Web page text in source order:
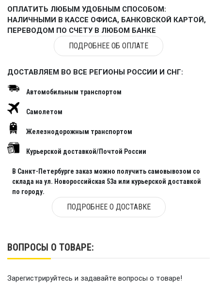
тренировочная зона для пилотов, учебный
модуль для робототехники, интерактивная зона
на мероприятии, демонстрационный стенд для
технологий или развлекательный аттракцион.
Благодаря мобильности, быстрой установке и
возможности настройки арена подходит как для
мероприятий. Ее можно применять в
образовательных проектах, коммерческих
развлечениях, спортивных соревнованиях и
рекламных акциях.
Подходит для детей и взрослых
Формат игры с дронами интересен детям,
подросткам и взрослым. Арена позволяет
проводить как простые развлекательные
полеты, так и более сложные задания на
скорость, точность, командное взаимодействие
школьных программ, технических кружков и
ОПЛАТИТЬ ЛЮБЫМ УДОБНЫМ СПОСОБОМ:
НАЛИЧНЫМИ В КАССЕ ОФИСА, БАНКОВСКОЙ КАРТОЙ,
ПЕРЕВОДОМ ПО СЧЕТУ В ЛЮБОМ БАНКЕ
ПОДРОБНЕЕ ОБ ОПЛАТЕ
ДОСТАВЛЯЕМ ВО ВСЕ РЕГИОНЫ РОССИИ И СНГ:
Автомобильным транспортом
Самолетом
Железнодорожным транспортом
Курьерской доставкой/Почтой России
В Санкт-Петербурге заказ можно получить самовывозом со
склада на ул. Новороссийская 53а или курьерской доставкой
по городу.
ПОДРОБНЕЕ О ДОСТАВКЕ
ВОПРОСЫ О ТОВАРЕ:
Зарегистрируйтесь и задавайте вопросы о товаре!